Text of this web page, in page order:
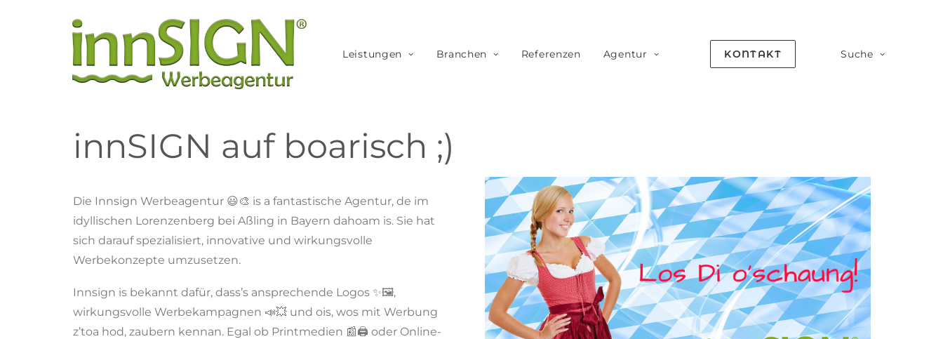
Leistungen Branchen Referenzen Agentur KONTAKT Suche
innSIGN auf boarisch ;)
Die Innsign Werbeagentur 😃🎨 is a fantastische Agentur, de im
idyllischen Lorenzenberg bei Aßling in Bayern dahoam is. Sie hat
sich darauf spezialisiert, innovative und wirkungsvolle
Werbekonzepte umzusetzen.
Innsign is bekannt dafür, dass’s ansprechende Logos ✨🖼️,
wirkungsvolle Werbekampagnen 📣💥 und ois, wos mit Werbung
z’toa hod, zaubern kennan. Egal ob Printmedien 📰🖨️ oder Online-